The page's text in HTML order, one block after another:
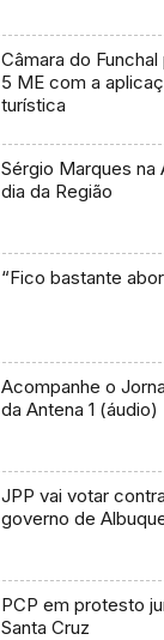
Câmara do
5 ME com a
turística
Sérgio Marques na
dia da Região
“Fico bastante
Acompanhe o
da Antena 1 (áudio)
JPP vai votar
governo de
PCP em protesto
Santa Cruz